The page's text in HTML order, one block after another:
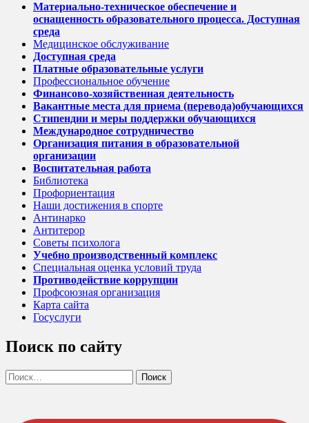
Материально-техническое обеспечение и
оснащенность образовательного процесса. Доступная
среда
Медицинское обслуживание
Доступная среда
Платные образовательные услуги
Профессиональное обучение
Финансово-хозяйственная деятельность
Вакантные места для приема (перевода)обучающихся
Стипендии и меры поддержки обучающихся
Международное сотрудничество
Организация питания в образовательной
организации
Воспитательная работа
Библиотека
Профориентация
Наши достижения в спорте
Антинарко
Антитерор
Советы психолога
Учебно производственный комплекс
Специальная оценка условий труда
Противодействие коррупции
Профсоюзная организация
Карта сайта
Госуслуги
Поиск по сайту
Найти: